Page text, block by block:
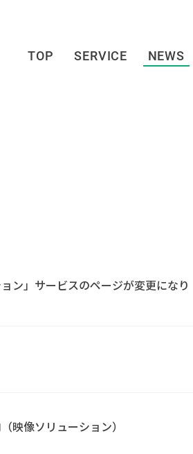
TOP SERVICE NEWS
ン」サービスのページが変更になり
映像ソリューション）